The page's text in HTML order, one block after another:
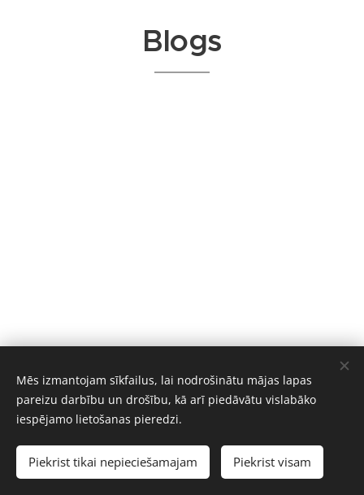
Blogs
Webnode Sīkdatnes
Mēs izmantojam sīkfailus, lai nodrošinātu mājas lapas
pareizu darbību un drošību, kā arī piedāvātu vislabāko
iespējamo lietošanas pieredzi.
Piekrist tikai nepieciešamajam Piekrist visam